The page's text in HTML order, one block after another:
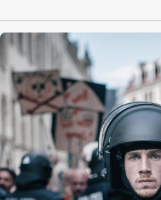
unerträgliche Situation zu
alleinerziehende Mutter
ablehnendes Verhalten zu
sie von einer alten Freundin
einem Internetforum für
nimmt Kontakt auf –
fasst David Vertrauen zu ihr.
übersieht Kristin, die
Kontakte gekappt hat, um mit
ihr Sohn beginnt, sich in sie